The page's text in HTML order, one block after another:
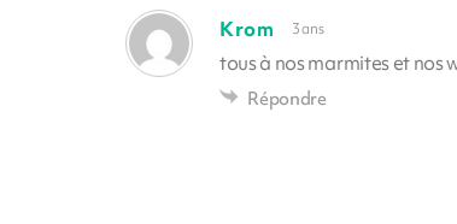
Krom 3 ans
tous à nos marmites et nos
Répondre